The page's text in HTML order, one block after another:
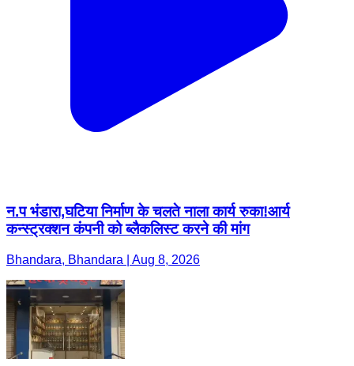
न.प भंडारा,घटिया निर्माण के चलते नाला कार्य रुका!आर्य
कन्स्ट्रक्शन कंपनी को ब्लैकलिस्ट करने की मांग
Bhandara, Bhandara | Aug 8, 2026